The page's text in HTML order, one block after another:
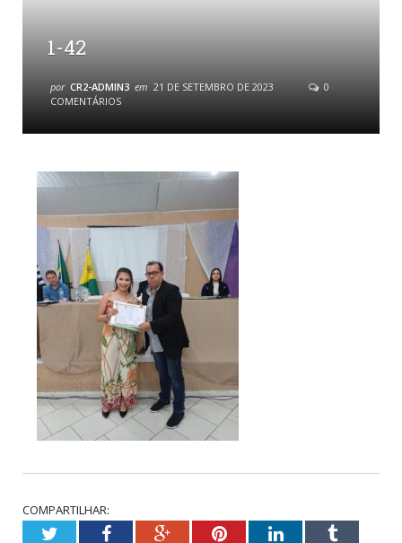
1-42
por CR2-ADMIN3 em 21 DE SETEMBRO DE 2023
0
COMENTÁRIOS
COMPARTILHAR:
TwitterFacebookGoogle+PinterestLinkedInTumblr